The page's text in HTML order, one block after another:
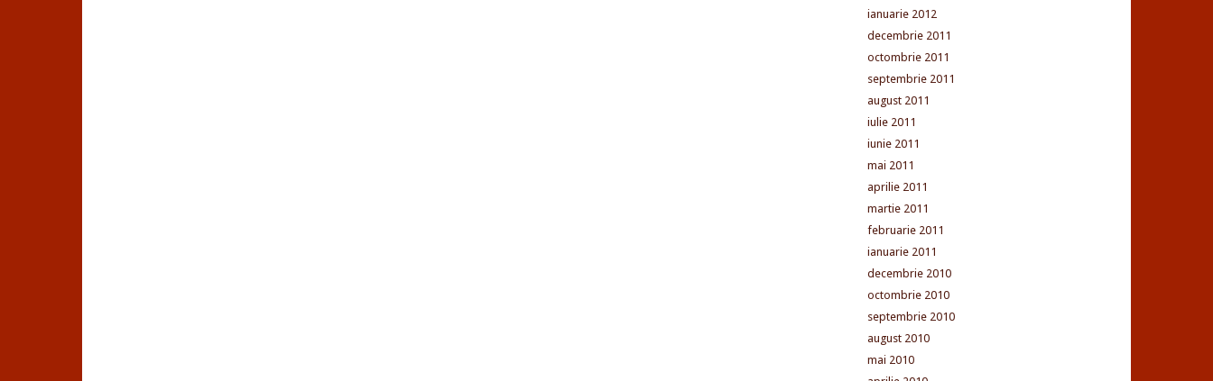
ianuarie 2012
decembrie 2011
octombrie 2011
septembrie 2011
august 2011
iulie 2011
iunie 2011
mai 2011
aprilie 2011
martie 2011
februarie 2011
ianuarie 2011
decembrie 2010
octombrie 2010
septembrie 2010
august 2010
mai 2010